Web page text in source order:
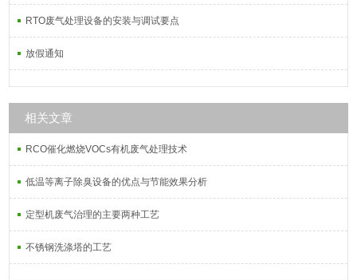
RTO废气处理设备的安装与调试要点
放假通知
相关文章
RCO催化燃烧VOCs有机废气处理技术
低温等离子除臭设备的优点与节能效果分析
定型机废气治理的主要两种工艺
不锈钢洗涤塔的工艺